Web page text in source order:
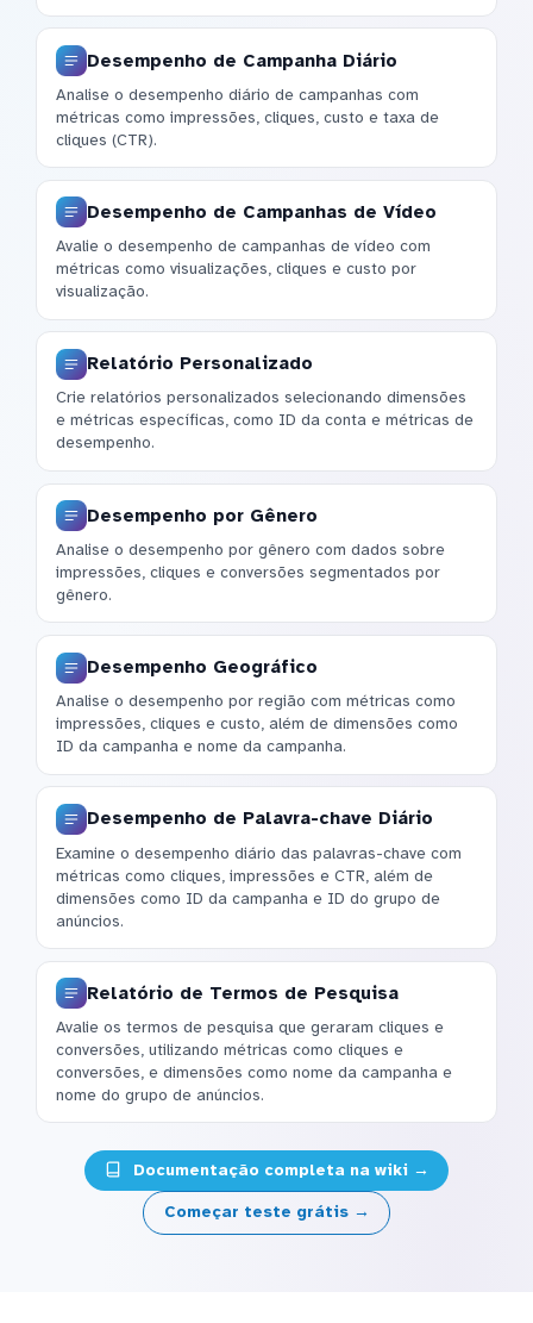
Desempenho de Campanha Diário
Analise o desempenho diário de campanhas com
métricas como impressões, cliques, custo e taxa de
cliques (CTR).
Desempenho de Campanhas de Vídeo
Avalie o desempenho de campanhas de vídeo com
métricas como visualizações, cliques e custo por
visualização.
Relatório Personalizado
Crie relatórios personalizados selecionando dimensões
e métricas específicas, como ID da conta e métricas de
desempenho.
Desempenho por Gênero
Analise o desempenho por gênero com dados sobre
impressões, cliques e conversões segmentados por
gênero.
Desempenho Geográfico
Analise o desempenho por região com métricas como
impressões, cliques e custo, além de dimensões como
ID da campanha e nome da campanha.
Desempenho de Palavra-chave Diário
Examine o desempenho diário das palavras-chave com
métricas como cliques, impressões e CTR, além de
dimensões como ID da campanha e ID do grupo de
anúncios.
Relatório de Termos de Pesquisa
Avalie os termos de pesquisa que geraram cliques e
conversões, utilizando métricas como cliques e
conversões, e dimensões como nome da campanha e
nome do grupo de anúncios.
Documentação completa na wiki →
Começar teste grátis →